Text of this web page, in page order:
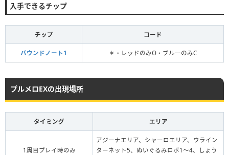
入手できるチップ
チップ コード
バウンドノート1 ＊・レッドのみO・ブルーのみC
プルメロEXの出現場所
タイミング エリア
1周目プレイ時のみ
アジーナエリア、シャーロエリア、ウライン
ターネット5、ぬいぐるみロボ1〜4、しょう